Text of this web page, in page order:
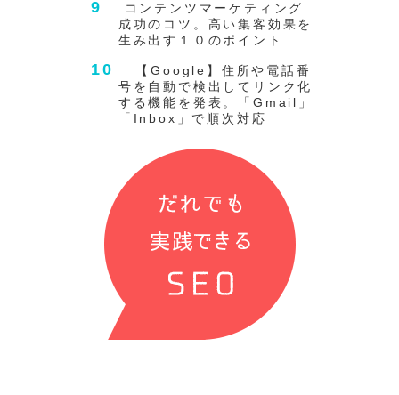
コンテンツマーケティング
成功のコツ。高い集客効果を
生み出す１０のポイント
【Google】住所や電話番
号を自動で検出してリンク化
する機能を発表。「Gmail」
「Inbox」で順次対応